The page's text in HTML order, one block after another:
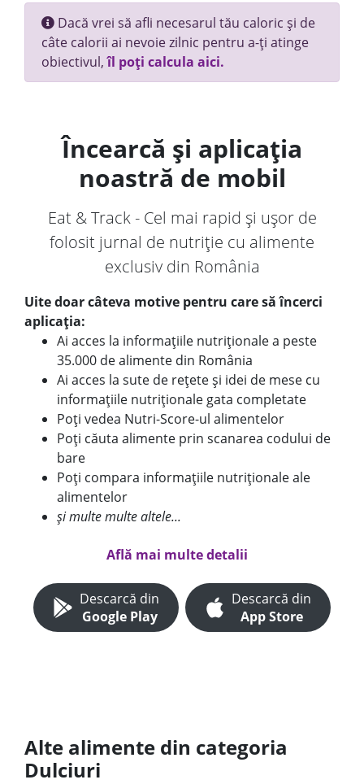
Dacă vrei să afli necesarul tău caloric și de
câte calorii ai nevoie zilnic pentru a-ți atinge
obiectivul,îl poți calcula aici.
Încearcă și aplicația
noastră de mobil
Eat & Track - Cel mai rapid și ușor de
folosit jurnal de nutriție cu alimente
exclusiv din România
Uite doar câteva motive pentru care să încerci
aplicația:
Ai acces la informațiile nutriționale a peste
35.000 de alimente din România
Ai acces la sute de rețete și idei de mese cu
informațiile nutriționale gata completate
Poți vedea Nutri-Score-ul alimentelor
Poți căuta alimente prin scanarea codului de
bare
Poți compara informațiile nutriționale ale
alimentelor
și multe multe altele...
Află mai multe detalii
Descarcă din
Google Play
Descarcă din
App Store
Alte alimente din categoria
Dulciuri